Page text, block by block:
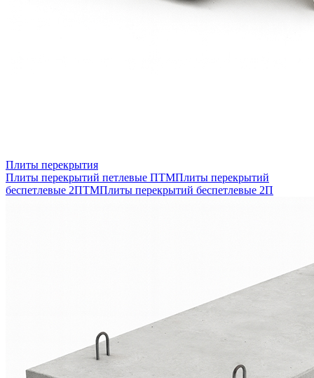
Плиты перекрытия
Плиты перекрытий петлевые ПТМПлиты перекрытий
беспетлевые 2ПТМПлиты перекрытий беспетлевые 2П